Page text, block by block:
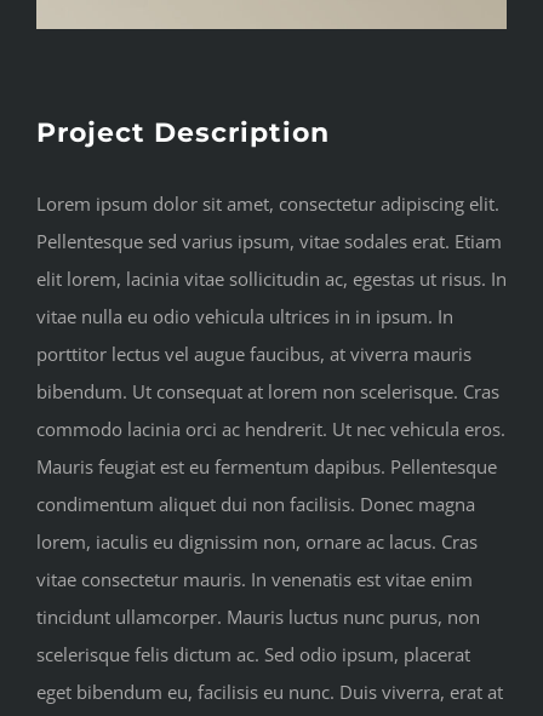
Project Description
Lorem ipsum dolor sit amet, consectetur adipiscing elit.
Pellentesque sed varius ipsum, vitae sodales erat. Etiam
elit lorem, lacinia vitae sollicitudin ac, egestas ut risus. In
vitae nulla eu odio vehicula ultrices in in ipsum. In
porttitor lectus vel augue faucibus, at viverra mauris
bibendum. Ut consequat at lorem non scelerisque. Cras
commodo lacinia orci ac hendrerit. Ut nec vehicula eros.
Mauris feugiat est eu fermentum dapibus. Pellentesque
condimentum aliquet dui non facilisis. Donec magna
lorem, iaculis eu dignissim non, ornare ac lacus. Cras
vitae consectetur mauris. In venenatis est vitae enim
tincidunt ullamcorper. Mauris luctus nunc purus, non
scelerisque felis dictum ac. Sed odio ipsum, placerat
eget bibendum eu, facilisis eu nunc. Duis viverra, erat at